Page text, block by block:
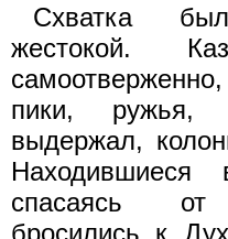
Схватка
жестокой.
пики, ружья,
выдержал,
Находившиеся
спасаясь от
бросились к